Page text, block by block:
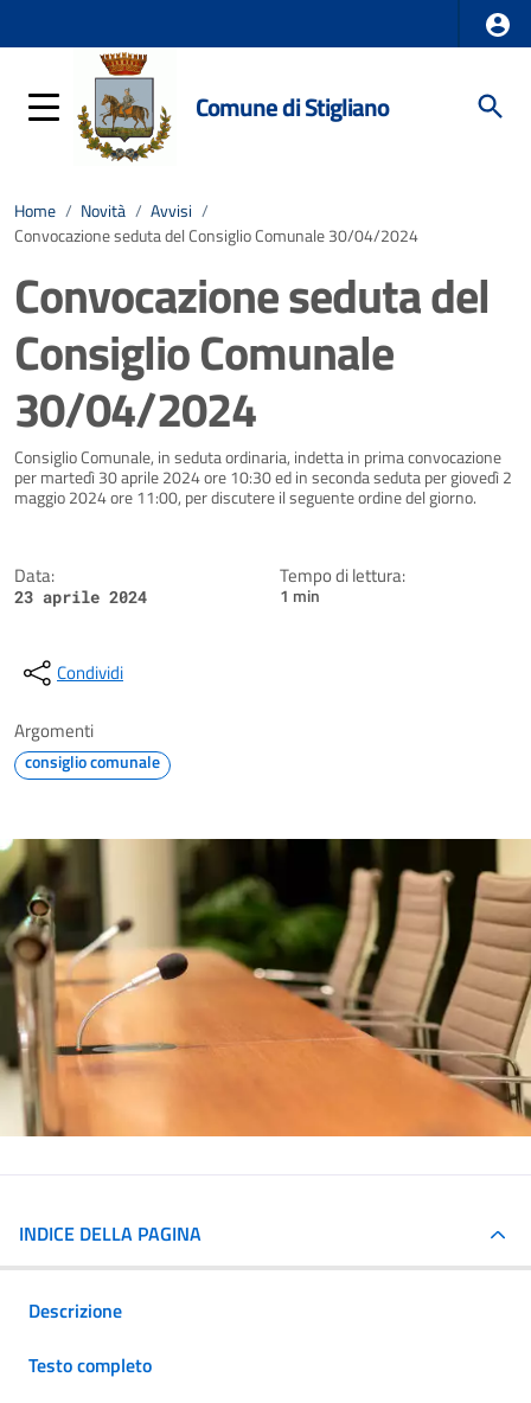
Comune di Stigliano
Home / Novità / Avvisi /
Convocazione seduta del Consiglio Comunale 30/04/2024
Convocazione seduta del
Consiglio Comunale
30/04/2024
Dettagli della notizia
Consiglio Comunale, in seduta ordinaria, indetta in prima convocazione
per martedì 30 aprile 2024 ore 10:30 ed in seconda seduta per giovedì 2
maggio 2024 ore 11:00, per discutere il seguente ordine del giorno.
Data:
23 aprile 2024
Tempo di lettura:
1 min
Condividi
Argomenti
consiglio comunale
INDICE DELLA PAGINA
Descrizione
Testo completo